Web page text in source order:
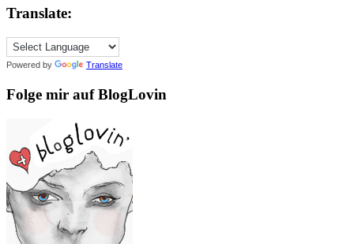
Translate:
Powered by Translate
Folge mir auf BlogLovin